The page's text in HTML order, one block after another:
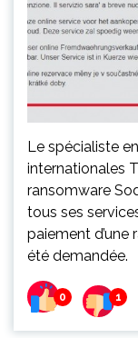
Le spécialiste
internationales
ransomware
tous ses
paiement
été demandée.
0 1